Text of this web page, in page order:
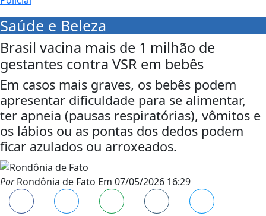
Saúde e Beleza
Brasil vacina mais de 1 milhão de
gestantes contra VSR em bebês
Em casos mais graves, os bebês podem
apresentar dificuldade para se alimentar,
ter apneia (pausas respiratórias), vômitos e
os lábios ou as pontas dos dedos podem
ficar azulados ou arroxeados.
PorRondônia de Fato Em 07/05/2026 16:29